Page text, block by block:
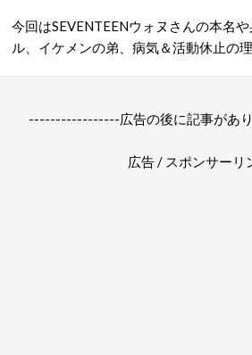
今回はSEVENTEENウォヌさんの本名
ル、イケメンの弟、病気＆活動休止の
-----------------広告の後に記事があ
広告 / スポンサーリ